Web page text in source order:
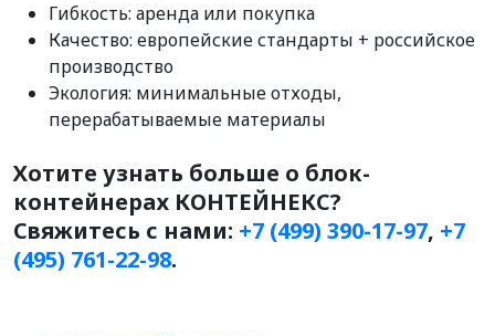
Гибкость: аренда или покупка
Качество: европейские стандарты + российское
производство
Экология: минимальные отходы,
перерабатываемые материалы
Хотите узнать больше о блок-
контейнерах КОНТЕЙНЕКС?
Свяжитесь с нами: +7 (499) 390-17-97, +7
(495) 761-22-98.